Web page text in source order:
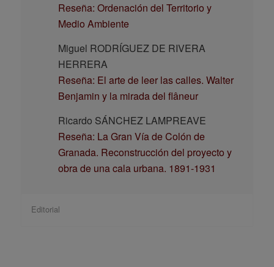
Reseña: Ordenación del Territorio y
Medio Ambiente
Miguel RODRÍGUEZ DE RIVERA
HERRERA
Reseña: El arte de leer las calles. Walter
Benjamin y la mirada del flâneur
Ricardo SÁNCHEZ LAMPREAVE
Reseña: La Gran Vía de Colón de
Granada. Reconstrucción del proyecto y
obra de una cala urbana. 1891-1931
Editorial